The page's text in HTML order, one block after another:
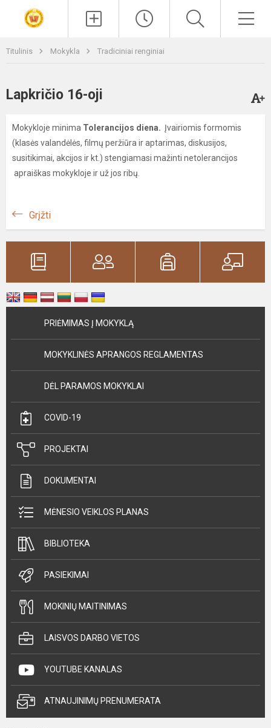
Titulinis Mokykla Tradiciniai renginiai
Lapkričio 16-oji
Mokykloje minima Tolerancijos diena. Įvairiomis formomis
(klasės valandėlės, filmų peržiūra ir aptarimas, diskusijos,
susitikimai, akcijos ir kt.) stengiamasi mažinti netolerancijos
apraiškas mokykloje ir už jos ribų.
Grįžti
PRIĖMIMAS Į MOKYKLĄ
MOKYKLINĖS APRANGOS REGLAMENTAS
DĖL PARAMOS MOKYKLAI
COVID-19
PROJEKTAI
DOKUMENTAI
MĖNESIO VEIKLOS PLANAS
BIBLIOTEKA
PASIEKIMAI
MOKINIŲ MAITINIMAS
LAISVOS DARBO VIETOS
YOUTUBE KANALAS
ATNAUJINIMŲ PRENUMERATA